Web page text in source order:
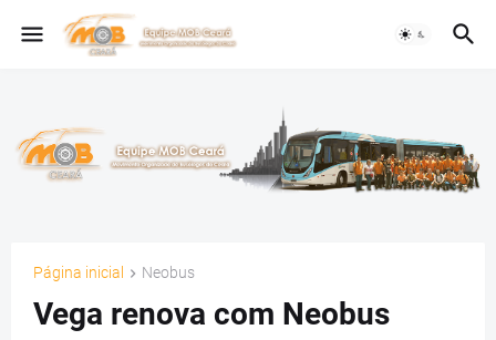
Página inicial Neobus
Vega renova com Neobus